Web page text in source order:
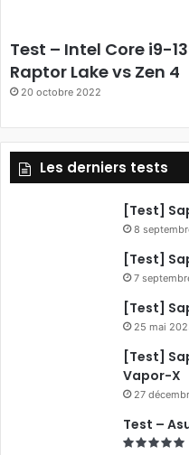
Test – Intel Core i9-
Raptor Lake vs Zen 4
20 octobre 2022
Les derniers tests
[Test]
8
[Test]
7
[Test]
25 mai
[Test]
Vapor-X
27
Test –